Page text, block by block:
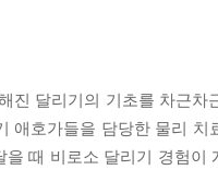
달리기의 기초를 차근차
애호가들을 담당한 물리
때 비로소 달리기 경험이